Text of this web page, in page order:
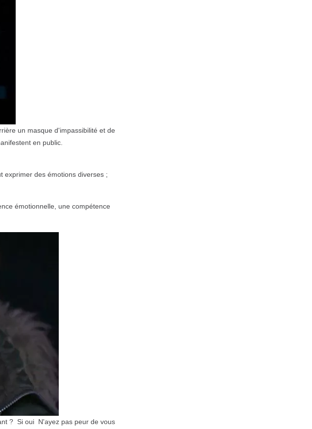
un masque d'impassibilité et de
en public.
exprimer des émotions diverses ;
émotionnelle, une compétence
? Si oui N'ayez pas peur de vous